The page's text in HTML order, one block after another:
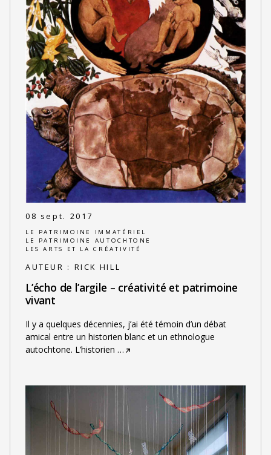
08 sept. 2017
LE PATRIMOINE IMMATÉRIEL
LE PATRIMOINE AUTOCHTONE
LES ARTS ET LA CRÉATIVITÉ
AUTEUR : RICK HILL
L’écho de l’argile – créativité et patrimoine
vivant
Il y a quelques décennies, j’ai été témoin d’un débat
amical entre un historien blanc et un ethnologue
autochtone. L’historien …